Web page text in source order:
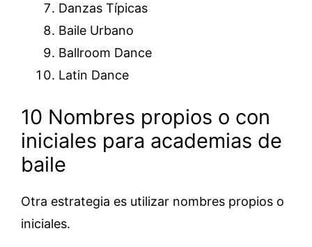
Danzas Típicas
Baile Urbano
Ballroom Dance
Latin Dance
10 Nombres propios o con
iniciales para academias de
baile
Otra estrategia es utilizar nombres propios o
iniciales.